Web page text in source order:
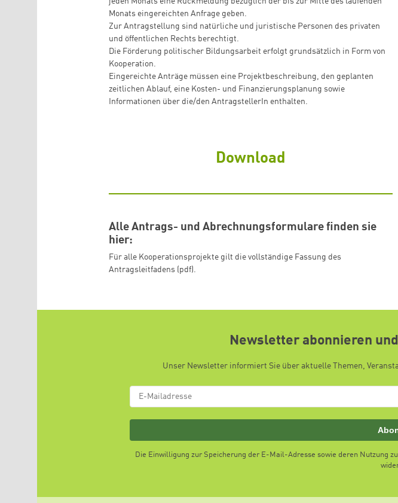
Monats eingereichten Anfrage geben.
Zur Antragstellung sind natürliche und juristische Personen des privaten
und öffentlichen Rechts berechtigt.
Die Förderung politischer Bildungsarbeit erfolgt grundsätzlich in Form von
Kooperation.
Eingereichte Anträge müssen eine Projektbeschreibung, den geplanten
zeitlichen Ablauf, eine Kosten- und Finanzierungsplanung sowie
Informationen über die/den AntragstellerIn enthalten.
Download
Alle Antrags- und Abrechnungsformulare finden sie
hier:
Für alle Kooperationsprojekte gilt die vollständige Fassung des
Antragsleitfadens (pdf).
Newsletter abonnieren
Unser Newsletter informiert Sie über aktuelle Themen,
Die Einwilligung zur Speicherung der E-Mail-Adresse sowie deren Nutzung